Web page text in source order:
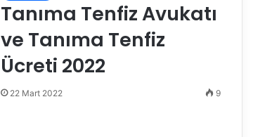
Tanıma Tenfiz Avukatı
ve Tanıma Tenfiz
Ücreti 2022
22 Mart 2022 9